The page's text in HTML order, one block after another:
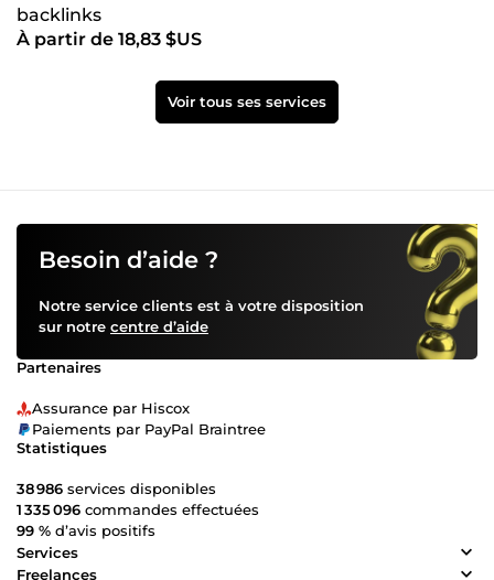
backlinks
À partir de 18,83 $US
Voir tous ses services
Besoin d’aide ?
Notre service clients est à votre disposition
sur notre centre d’aide
Partenaires
Assurance par Hiscox
Paiements par PayPal Braintree
Statistiques
38 986 services disponibles
1 335 096 commandes effectuées
99 % d’avis positifs
Services
Freelances